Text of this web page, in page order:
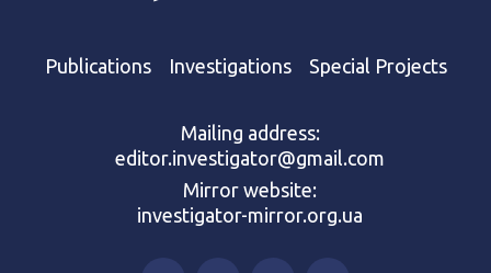
Publications Investigations Special Projects
Mailing address:
editor.investigator@gmail.com
Mirror website:
investigator-mirror.org.ua